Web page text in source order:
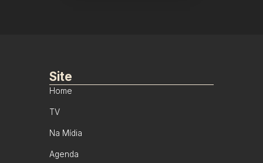
Site
Home
TV
Na Mídia
Agenda